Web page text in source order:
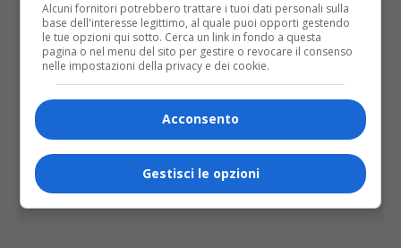
Alcuni fornitori potrebbero trattare i tuoi dati personali sulla
base dell'interesse legittimo, al quale puoi opporti gestendo
le tue opzioni qui sotto. Cerca un link in fondo a questa
pagina o nel menu del sito per gestire o revocare il consenso
nelle impostazioni della privacy e dei cookie.
Acconsento
Gestisci le opzioni